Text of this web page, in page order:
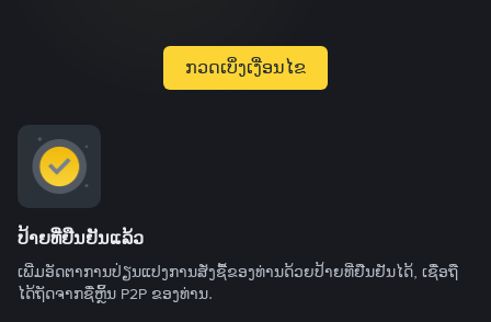
ກວດເບິ່ງເງື່ອນໄຂ
ປ້າຍທີ່ຢືນຢັນແລ້ວ
ເພີ່ມອັດຕາການປ່ຽນແປງການສັ່ງຊື້ຂອງທ່ານດ້ວຍປ້າຍທີ່ຢືນຢັນໄດ້, ເຊື່ອຖື
ໄດ້ຖັດຈາກຊື່ຫຼິ້ນ P2P ຂອງທ່ານ.